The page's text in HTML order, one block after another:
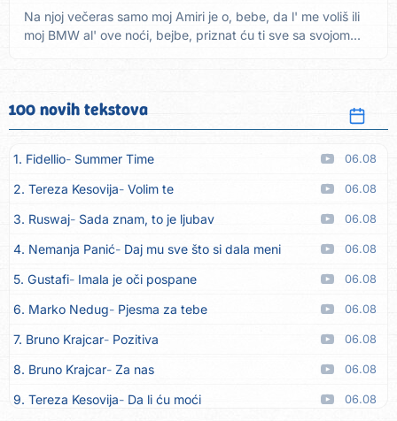
Na njoj večeras samo moj Amiri je o, bebe, da l' me voliš ili
moj BMW al' ove noći, bejbe, priznat ću ti sve sa svojom...
100 novih tekstova
1. Fidellio Summer Time 06.08
2. Tereza Kesovija Volim te 06.08
3. Ruswaj Sada znam, to je ljubav 06.08
4. Nemanja Panić Daj mu sve što si dala meni 06.08
5. Gustafi Imala je oči pospane 06.08
6. Marko Nedug Pjesma za tebe 06.08
7. Bruno Krajcar Pozitiva 06.08
8. Bruno Krajcar Za nas 06.08
9. Tereza Kesovija Da li ću moći 06.08